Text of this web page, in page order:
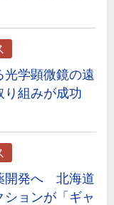
学顕微鏡の遠
り組みが成功
開発へ 北海道
ョンが「ギャ